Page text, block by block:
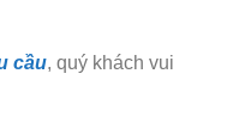
cầu, quý khách vui